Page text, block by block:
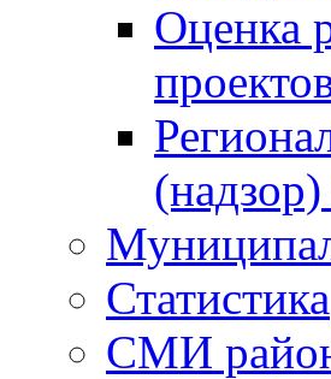
Оценка
Статистика
СМИ